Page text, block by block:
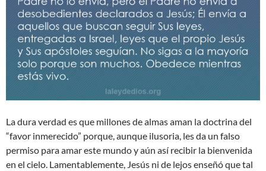
La dura verdad es que millones de almas aman la doctrina del
“favor inmerecido” porque, aunque ilusoria, les da un falso
permiso para amar este mundo y aún así recibir la bienvenida
en el cielo. Lamentablemente, Jesús ni de lejos enseñó que tal